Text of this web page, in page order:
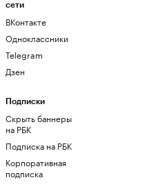
сети
ВКонтакте
Одноклассники
Telegram
Дзен
Подписки
Скрыть баннеры
на РБК
Подписка на РБК
Корпоративная
подписка